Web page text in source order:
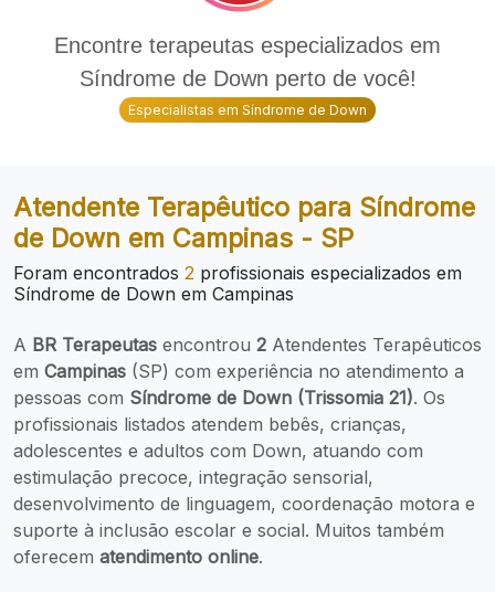
Encontre terapeutas especializados em
Síndrome de Down perto de você!
Especialistas em Síndrome de Down
Atendente Terapêutico para Síndrome
de Down em Campinas - SP
Foram encontrados 2 profissionais especializados em
Síndrome de Down em Campinas
A BR Terapeutas encontrou 2 Atendentes Terapêuticos
em Campinas (SP) com experiência no atendimento a
pessoas com Síndrome de Down (Trissomia 21). Os
profissionais listados atendem bebês, crianças,
adolescentes e adultos com Down, atuando com
estimulação precoce, integração sensorial,
desenvolvimento de linguagem, coordenação motora e
suporte à inclusão escolar e social. Muitos também
oferecem atendimento online.